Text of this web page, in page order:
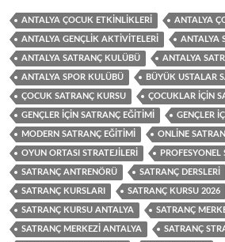
ANTALYA ÇOCUK ETKINLIKLERI ANTALYA
ANTALYA GENÇLIK AKTIVITELERI ANTALYA
ANTALYA SATRANÇ KULÜBÜ ANTALYA
ANTALYA SPOR KULÜBÜ BÜYÜK USTALAR
ÇOCUK SATRANÇ KURSU ÇOCUKLAR IÇIN
GENÇLER IÇIN SATRANÇ EĞITIMI GENÇLER
MODERN SATRANÇ EĞITIMI ONLINE
OYUN ORTASI STRATEJILERI PROFESYONEL
SATRANÇ ANTRENÖRÜ SATRANÇ DERSLERI
SATRANÇ KURSLARI SATRANÇ KURSU 2026
SATRANÇ KURSU ANTALYA SATRANÇ
SATRANÇ MERKEZI ANTALYA SATRANÇ